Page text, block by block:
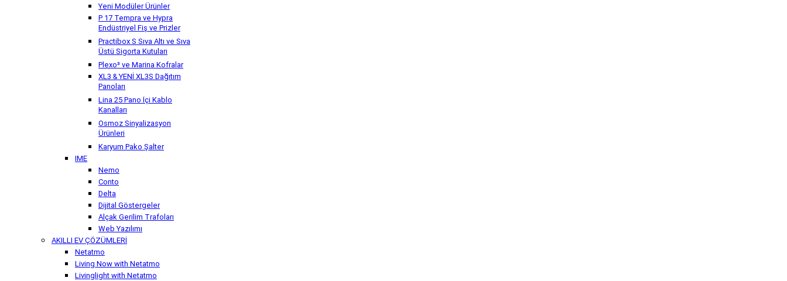
Yeni Modüler Ürünler
P 17 Tempra ve Hypra
Endüstriyel Fiş ve Prizler
Practibox S Sıva Altı ve Sıva
Üstü Sigorta Kutuları
Plexo³ ve Marina Kofralar
XL3 & YENİ XL3S Dağıtım
Panoları
Lina 25 Pano İçi Kablo
Kanalları
Osmoz Sinyalizasyon
Ürünleri
Karyum Pako Şalter
IME
Nemo
Conto
Delta
Dijital Göstergeler
Alçak Gerilim Trafoları
Web Yazılımı
AKILLI EV ÇÖZÜMLERİ
Netatmo
Living Now with Netatmo
Livinglight with Netatmo